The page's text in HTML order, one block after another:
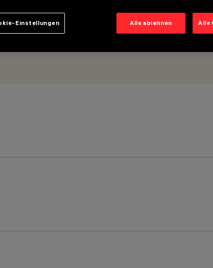
Alle ablehnen Alle
Einstellungen